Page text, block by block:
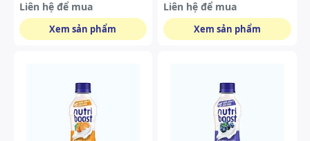
Liên hệ để mua
Xem sản phẩm
Khoáng Chất (240ml)
Liên hệ để mua
Xem sản phẩm